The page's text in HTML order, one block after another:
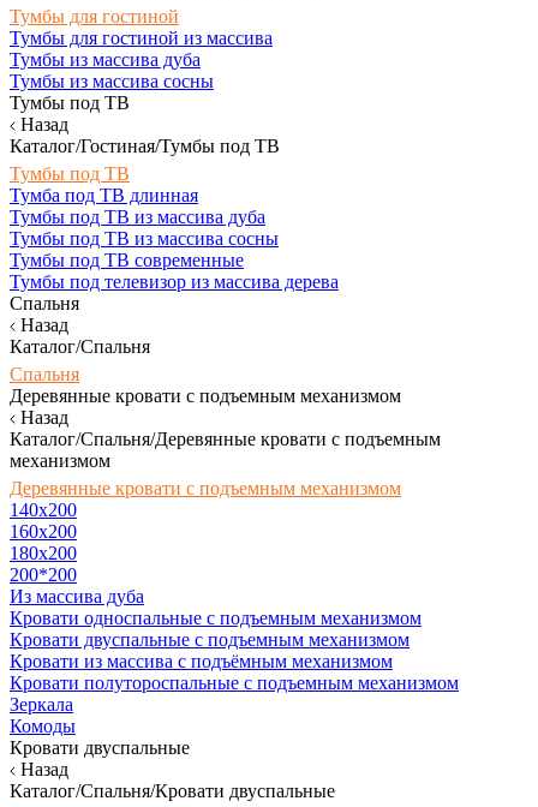
Тумбы для гостиной
Тумбы для гостиной из массива
Тумбы из массива дуба
Тумбы из массива сосны
Тумбы под ТВ
Назад
Каталог/Гостиная/Тумбы под ТВ
Тумбы под ТВ
Тумба под ТВ длинная
Тумбы под ТВ из массива дуба
Тумбы под ТВ из массива сосны
Тумбы под ТВ современные
Тумбы под телевизор из массива дерева
Спальня
Назад
Каталог/Спальня
Спальня
Деревянные кровати с подъемным механизмом
Назад
Каталог/Спальня/Деревянные кровати с подъемным
механизмом
Деревянные кровати с подъемным механизмом
140x200
160х200
180х200
200*200
Из массива дуба
Кровати односпальные с подъемным механизмом
Кровати двуспальные с подъемным механизмом
Кровати из массива с подъёмным механизмом
Кровати полутороспальные с подъемным механизмом
Зеркала
Комоды
Кровати двуспальные
Назад
Каталог/Спальня/Кровати двуспальные